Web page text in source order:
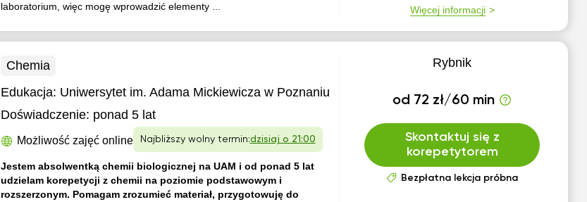
laboratorium, więc mogę wprowadzić elementy ...
Więcej informacji
Chemia
Edukacja: Uniwersytet im. Adama Mickiewicza w Poznaniu
Doświadczenie: ponad 5 lat
Możliwość zajęć online Najbliższy wolny termin:dzisiaj o 21:00
Jestem absolwentką chemii biologicznej na UAM i od ponad 5 lat
udzielam korepetycji z chemii na poziomie podstawowym i
rozszerzonym. Pomagam zrozumieć materiał, przygotowuję do
Rybnik
od 72 zł/60 min
Skontaktuj się z
korepetytorem
Bezpłatna lekcja próbna